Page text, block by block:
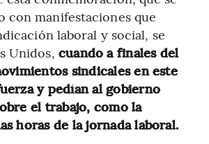
con manifestaciones que
laboral y social, se
Unidos, cuando a finales del
sindicales en este
y pedían al gobierno
el trabajo, como la
horas de la jornada laboral.